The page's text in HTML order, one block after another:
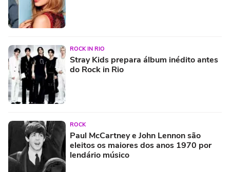
ROCK IN RIO
Stray Kids prepara álbum inédito antes
do Rock in Rio
ROCK
Paul McCartney e John Lennon são
eleitos os maiores dos anos 1970 por
lendário músico